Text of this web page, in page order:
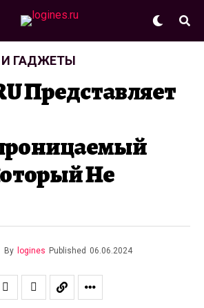
ГАДЖЕТЫ
Представляет
Не
By logines Published 06.06.2024